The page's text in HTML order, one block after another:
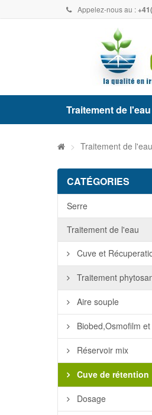
Appelez-nous au :
Traitement de l'eau
> Traitement de l'eau
CATÉGORIES
Serre
Traitement de l'eau
Cuve et
Traitement
Aire souple
Biobed,Osmofilm
Réservoir mix
Cuve de rétention
Dosage